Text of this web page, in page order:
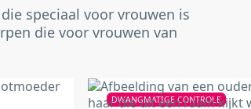
speciaal voor vrouwen is
die voor vrouwen van
DWANGMATIGE CONTROLE